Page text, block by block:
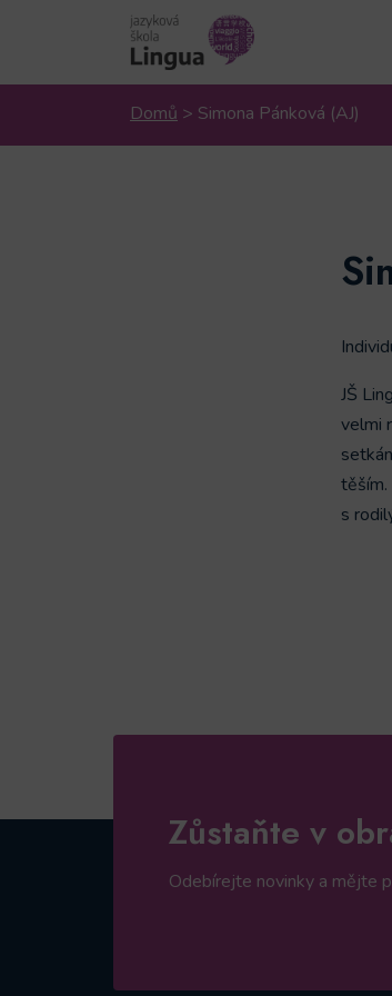
Domů > Simona Pánková (AJ)
JŠ
velmi
těším.
s
Zůstaňte v
Odebírejte novinky a mějte